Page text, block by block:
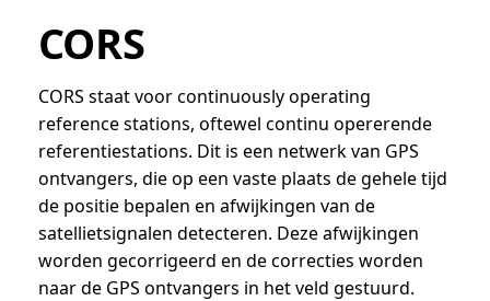
CORS
CORS staat voor continuously operating
reference stations, oftewel continu opererende
referentiestations. Dit is een netwerk van GPS
ontvangers, die op een vaste plaats de gehele tijd
de positie bepalen en afwijkingen van de
satellietsignalen detecteren. Deze afwijkingen
worden gecorrigeerd en de correcties worden
naar de GPS ontvangers in het veld gestuurd.